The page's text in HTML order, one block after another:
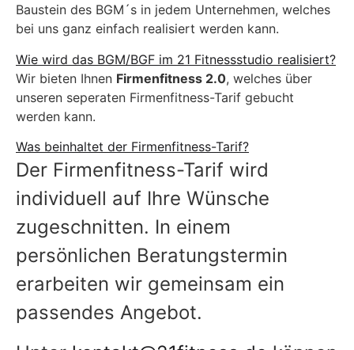
Baustein des BGM´s in jedem Unternehmen, welches
bei uns ganz einfach realisiert werden kann.
Wie wird das BGM/BGF im 21 Fitnessstudio realisiert?
Wir bieten Ihnen Firmenfitness 2.0, welches über
unseren seperaten Firmenfitness-Tarif gebucht
werden kann.
Was beinhaltet der Firmenfitness-Tarif?
Der Firmenfitness-Tarif wird
individuell auf Ihre Wünsche
zugeschnitten. In einem
persönlichen Beratungstermin
erarbeiten wir gemeinsam ein
passendes Angebot.